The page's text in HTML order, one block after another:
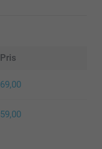
Pris
69,00
59,00